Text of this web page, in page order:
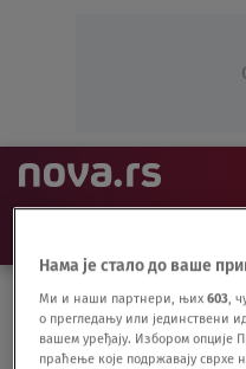
Нама је стало до ваше
Ми и наши партнери, њих603,
о прегледању или јединствени
вашем уређају. Избором опције
праћење које подржавају